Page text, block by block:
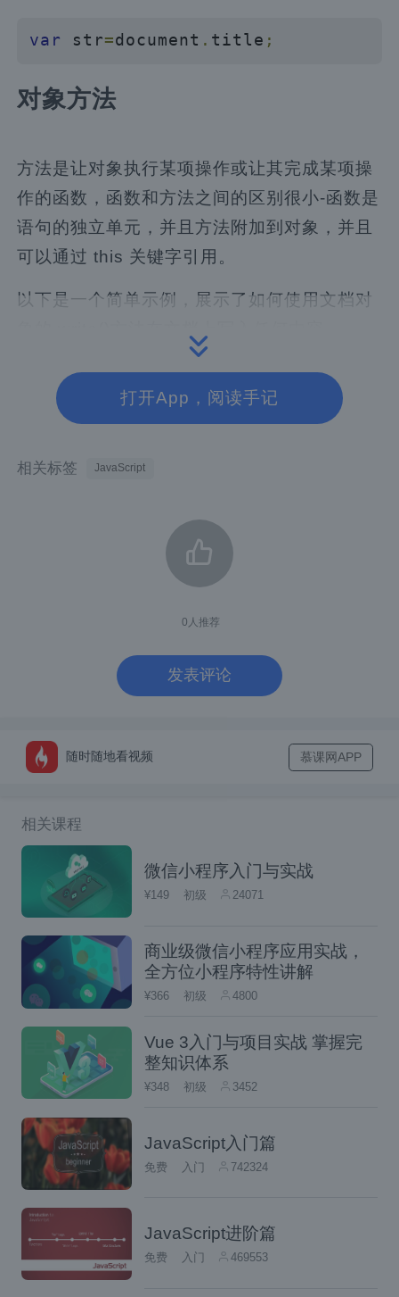
var str=document . title ;
对象方法
方法是让对象执行某项操作或让其完成某项操
作的函数，函数和方法之间的区别很小-函数是
语句的独立单元，并且方法附加到对象，并且
可以通过this 关键字引用。
以下是一个简单示例，展示了如何使用文档对
document "This is test"
运算符后跟构造方法。
在下面的示例中，构造函数方法为
employee Object();
对象构造函数
构造函数是创建和初始化对象的方法。 JavaS
cript提供了一个
建对象。
Object()构造函数的返回值分配给变
该变量包含对新对象的引用。
请尝试以下示例，它演示了如何创建对象。
<html>
<head>
<title>User-defined objects
var
book.subject="Perl"
book
author ="Learnfk"
</script>
</head>
<body>
<script
打开App，阅读手记
相关标签 JavaScript
0 人推荐
发表评论
随时随地看视频 慕课网APP
相关课程
微信小程序入门与实战
¥149 初级 24071
商业级微信小程序应用实战，
全方位小程序特性讲解
¥366 初级 4800
Vue 3入门与项目实战 掌握完
整知识体系
¥348 初级 3452
JavaScript入门篇
免费 入门 742324
JavaScript进阶篇
免费 入门 469553